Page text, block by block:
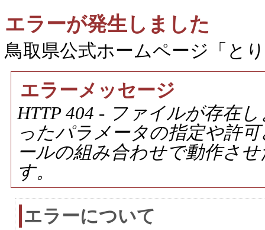
エラーが発生しました
鳥取県公式ホームページ「と
エラーメッセージ
HTTP 404 - ファイルが存在
ったパラメータの指定や許
ールの組み合わせで動作さ
す。
エラーについて